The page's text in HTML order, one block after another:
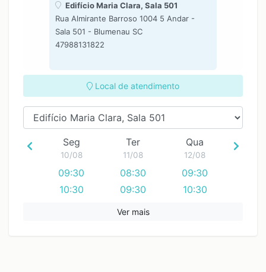
Edifício Maria Clara, Sala 501
Rua Almirante Barroso 1004 5 Andar -
Sala 501 - Blumenau SC
47988131822
Local de atendimento
Seg
10/08
09:30
10:30
Ter
11/08
08:30
09:30
14:30
Qua
12/08
09:30
10:30
Ver mais